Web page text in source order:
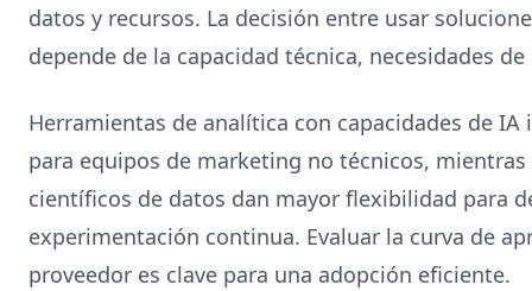
datos y recursos. La decisión entre usar
depende de la capacidad técnica, necesidades
Herramientas de analítica con capacidades de
para equipos de marketing no técnicos,
científicos de datos dan mayor flexibilidad para
experimentación continua. Evaluar la curva de
proveedor es clave para una adopción eficiente.